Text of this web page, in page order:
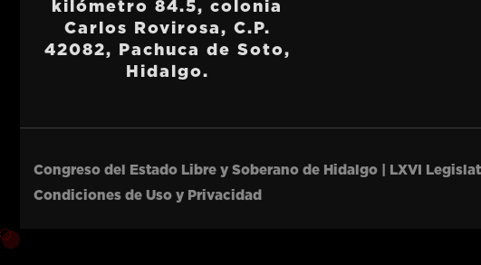
kilómetro 84.5, colonia
Carlos Rovirosa, C.P.
42082, Pachuca de Soto,
Hidalgo.
Congreso del Estado Libre y Soberano de Hidalgo | LXVI
Condiciones de Uso y Privacidad